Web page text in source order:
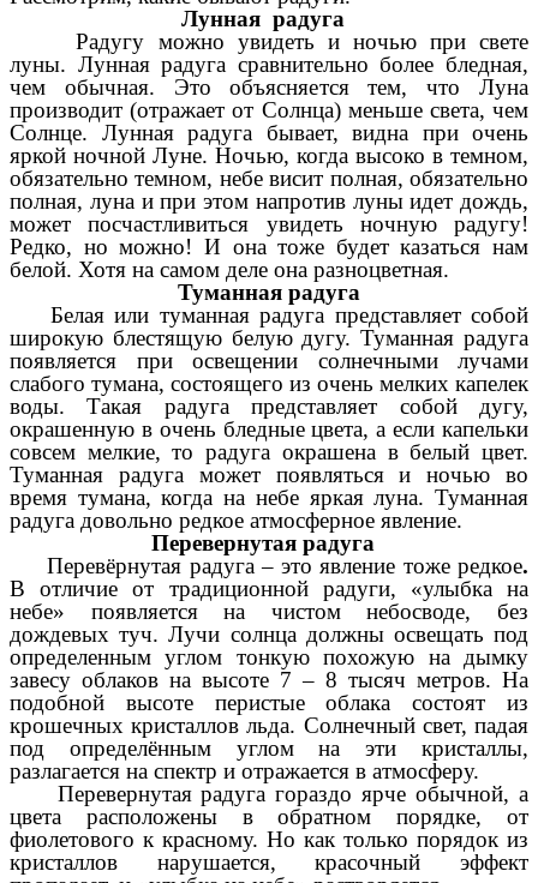
Лунная радуга
Радугу можно увидеть и ночью при свете
луны. Лунная радуга сравнительно более бледная,
чем обычная. Это объясняется тем, что Луна
производит (отражает от Солнца) меньше света, чем
Солнце. Лунная радуга бывает, видна при очень
яркой ночной Луне. Ночью, когда высоко в темном,
обязательно темном, небе висит полная, обязательно
полная, луна и при этом напротив луны идет дождь,
может посчастливиться увидеть ночную радугу!
Редко, но можно! И она тоже будет казаться нам
белой. Хотя на самом деле она разноцветная.
Туманная радуга
Белая или туманная радуга представляет собой
широкую блестящую белую дугу. Туманная радуга
появляется при освещении солнечными лучами
слабого тумана, состоящего из очень мелких капелек
воды. Такая радуга представляет собой дугу,
окрашенную в очень бледные цвета, а если капельки
совсем мелкие, то радуга окрашена в белый цвет.
Туманная радуга может появляться и ночью во
время тумана, когда на небе яркая луна. Туманная
радуга довольно редкое атмосферное явление.
Перевернутая радуга
Перевёрнутая радуга – это явление тоже редкое.
В отличие от традиционной радуги, «улыбка на
небе» появляется на чистом небосводе, без
дождевых туч. Лучи солнца должны освещать под
определенным углом тонкую похожую на дымку
завесу облаков на высоте 7 – 8 тысяч метров. На
подобной высоте перистые облака состоят из
крошечных кристаллов льда. Солнечный свет, падая
под определённым углом на эти кристаллы,
разлагается на спектр и отражается в атмосферу.
Перевернутая радуга гораздо ярче обычной, а
цвета расположены в обратном порядке, от
фиолетового к красному. Но как только порядок из
кристаллов нарушается, красочный эффект